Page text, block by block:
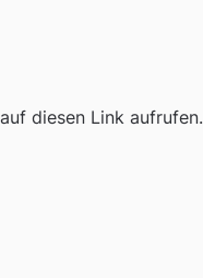
diesen Link aufrufen.